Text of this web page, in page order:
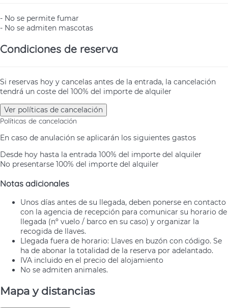
- No se permite fumar
- No se admiten mascotas
Condiciones de reserva
Si reservas hoy y cancelas antes de la entrada, la cancelación
tendrá un coste del 100% del importe de alquiler
Ver políticas de cancelación
Políticas de cancelación
En caso de anulación se aplicarán los siguientes gastos
Desde hoy hasta la entrada 100% del importe del alquiler
No presentarse 100% del importe del alquiler
Notas adicionales
Unos días antes de su llegada, deben ponerse en contacto
con la agencia de recepción para comunicar su horario de
llegada (nº vuelo / barco en su caso) y organizar la
recogida de llaves.
Llegada fuera de horario: Llaves en buzón con código. Se
ha de abonar la totalidad de la reserva por adelantado.
IVA incluido en el precio del alojamiento
No se admiten animales.
Mapa y distancias